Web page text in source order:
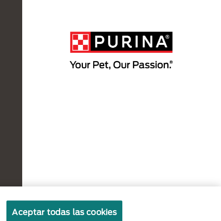
Políticas sobre
cookies
Términos de
privacidad
Aceptar todas las cookies